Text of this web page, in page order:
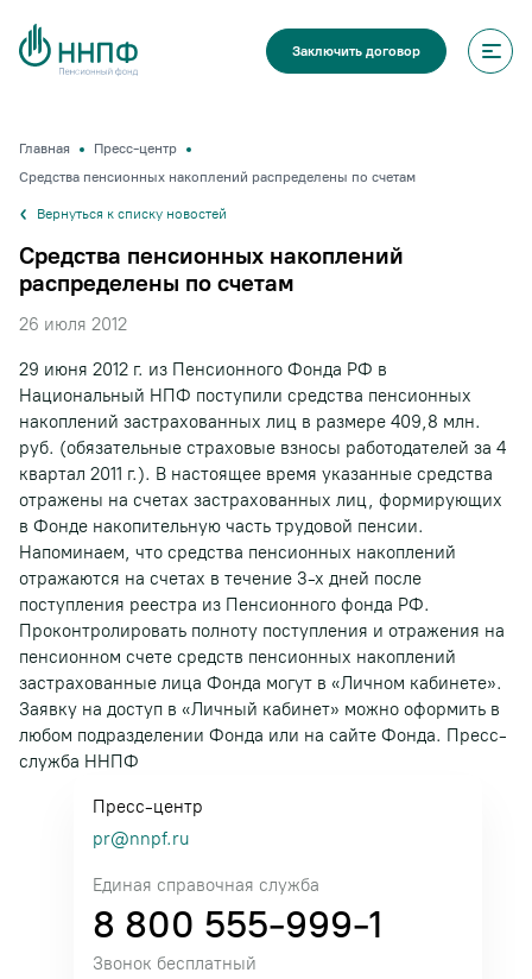
Заключить договор
Главная
Пресс-центр
Средства пенсионных накоплений распределены по счетам
Вернуться к списку новостей
Средства пенсионных накоплений
распределены по счетам
26 июля 2012
29 июня 2012 г. из Пенсионного Фонда РФ в
Национальный НПФ поступили средства пенсионных
накоплений застрахованных лиц в размере 409,8 млн.
руб. (обязательные страховые взносы работодателей за 4
квартал 2011 г.). В настоящее время указанные средства
отражены на счетах застрахованных лиц, формирующих
в Фонде накопительную часть трудовой пенсии.
Напоминаем, что средства пенсионных накоплений
отражаются на счетах в течение 3-х дней после
поступления реестра из Пенсионного фонда РФ.
Проконтролировать полноту поступления и отражения на
пенсионном счете средств пенсионных накоплений
застрахованные лица Фонда могут в «Личном кабинете».
Заявку на доступ в «Личный кабинет» можно оформить в
любом подразделении Фонда или на сайте Фонда. Пресс-
служба ННПФ
Пресс-центр
pr@nnpf.ru
Единая справочная служба
8 800 555-999-1
Звонок бесплатный